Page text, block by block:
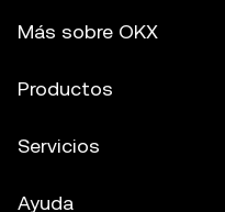
Más sobre OKX
Productos
Servicios
Ayuda